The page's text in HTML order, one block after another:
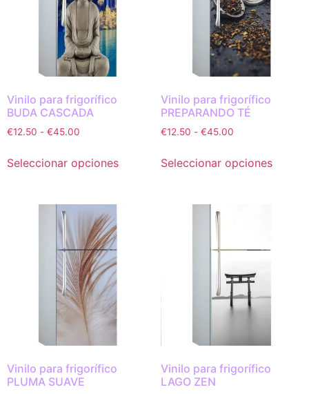
Vinilo para frigorífico
BUDA CASCADA
€12.50 - €45.00
Seleccionar opciones
Vinilo para frigorífico
PREPARANDO TÉ
€12.50 - €45.00
Seleccionar opciones
Vinilo para frigorífico
PLUMA SUAVE
Vinilo para frigorífico
LAGO ZEN